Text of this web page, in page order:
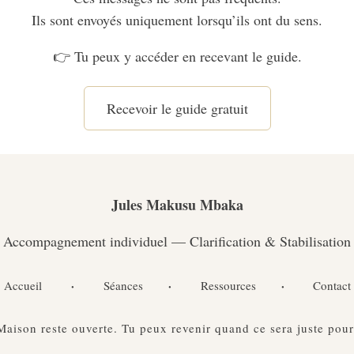
Ils sont envoyés uniquement lorsqu’ils ont du sens.
👉 Tu peux y accéder en recevant le guide.
Recevoir le guide gratuit
Jules Makusu Mbaka
Accompagnement individuel — Clarification & Stabilisation
Accueil · Séances · Ressources · Contact
reste ouverte. Tu peux revenir quand ce sera juste